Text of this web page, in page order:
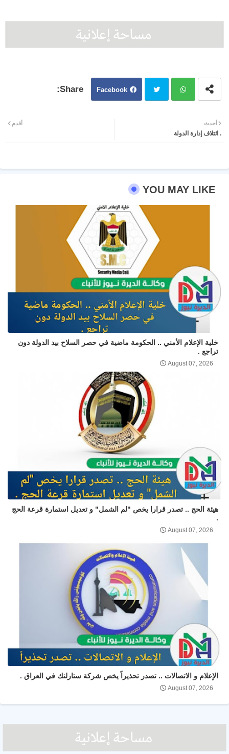
Facebook
atsa
أحدث
. ائتلاف إدارة الدولة
أقدم
YOU MAY LIKE
خلية الإعلام الأمني .. الحكومة ماضية في حصر السلاح بيد الدولة دون
تراجع .
August 07, 2026
هيئة الحج .. تصدر قرارا يخص "لم الشمل" و تعديل استمارة قرعة الحج
.
August 07, 2026
الإعلام و الاتصالات .. تصدر تحذيراً يخص شركة ستارلنك في العراق .
August 07, 2026